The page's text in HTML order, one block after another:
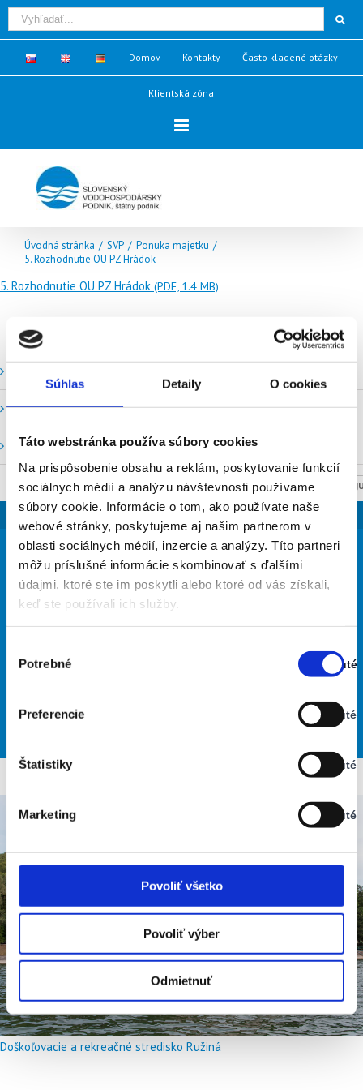
Súhlas Detaily O cookies
Táto webstránka používa súbory cookies
Na prispôsobenie obsahu a reklám, poskytovanie funkcií
sociálnych médií a analýzu návštevnosti používame
súbory cookie. Informácie o tom, ako používate naše
webové stránky, poskytujeme aj našim partnerom v
oblasti sociálnych médií, inzercie a analýzy. Títo partneri
môžu príslušné informácie skombinovať s ďalšími
údajmi, ktoré ste im poskytli alebo ktoré od vás získali,
keď ste používali ich služby.
súhlasu
Potrebné Zapnuté
Stav:
Preferencie
Vypnuté
Stav:
Štatistiky
Vypnuté
Stav:
Marketing
Vypnuté
Stav:
Povoliť všetko
Povoliť výber
Odmietnuť
Domov Kontakty Často kladené otázky
Klientská zóna
Úvodná stránka / SVP / Ponuka majetku /
5. Rozhodnutie OU PZ Hrádok
5. Rozhodnutie OU PZ Hrádok (PDF, 1.4 MB)
Stavy a prietoky SVP, š. p.
Mapový portál
SLOVENSKO
NASTAV
18°
takmer jasno
67% Vlhkosť vzduchu:
30° 29°
Doškoľovacie a rekreačné stredisko Ružiná